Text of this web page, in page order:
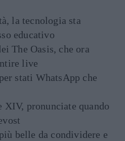
la tecnologia sta
educativo
The Oasis, che ora
live
stati WhatsApp che
XIV, pronunciate quando
belle da condividere e